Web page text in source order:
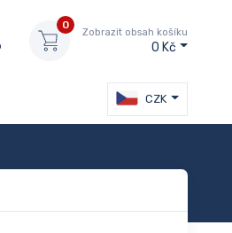
0
Zobrazit obsah košíku
0 Kč
CZK